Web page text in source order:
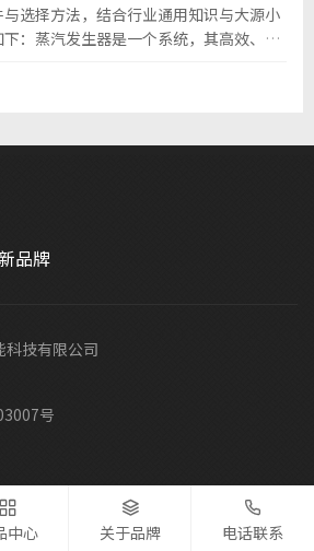
选择方法，结合行业通用知识与大源小
：蒸汽发生器是一个系统，其高效、安
品牌
技有限公司
号

中心

关于品牌

电话联系